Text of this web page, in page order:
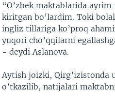
“O’zbek maktablarida
kiritgan bo’lardim. Toki
ingliz tillariga ko’proq
yuqori cho’qqilarni
- deydi Aslanova.
Aytish joizki, Qirg’izistonda
o’tkazilib, natijalari